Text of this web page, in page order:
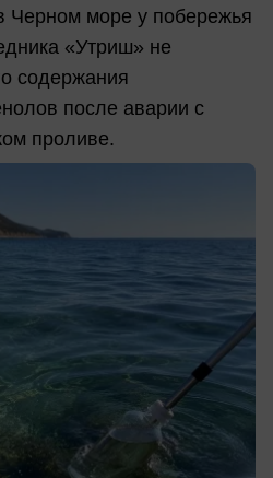
Черном море у побережья
«Утриш» не
содержания
после аварии с
проливе.